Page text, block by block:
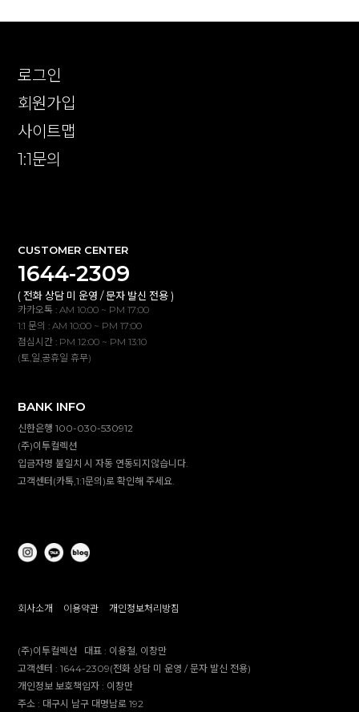
로그인
회원가입
사이트맵
1:1문의
CUSTOMER CENTER
1644-2309
( 전화 상담 미 운영 / 문자 발신 전용 )
카카오톡 : AM 10:00 ~ PM 17:00
1:1 문의 : AM 10:00 ~ PM 17:00
점심시간 : PM 12:00 ~ PM 13:10
(토,일,공휴일 휴무)
BANK INFO
신한은행 100-030-530912
(주)이투컬렉션
입금자명 불일치 시 자동 연동되지않습니다.
고객센터(카톡,1:1문의)로 확인해 주세요.
회사소개 이용약관 개인정보처리방침
(주)이투컬렉션 대표 : 이용철, 이창만
고객센터 :1644-2309(전화 상담 미 운영 / 문자 발신 전용)
개인정보 보호책임자 : 이창만
주소 : 대구시 남구 대명남로 192